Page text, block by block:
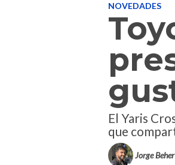
NOVEDADES
El Yaris
que
Jorge Beher